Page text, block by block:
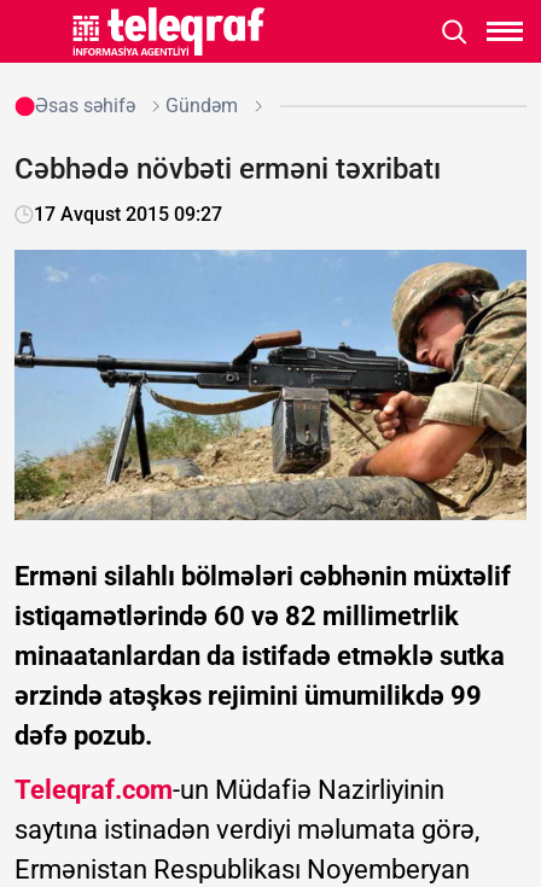
Əsas səhifə Gündəm
Cəbhədə növbəti erməni təxribatı
17 Avqust 2015 09:27
Erməni silahlı bölmələri cəbhənin müxtəlif
istiqamətlərində 60 və 82 millimetrlik
minaatanlardan da istifadə etməklə sutka
ərzində atəşkəs rejimini ümumilikdə 99
dəfə pozub.
Teleqraf.com-un Müdafiə Nazirliyinin
saytına istinadən verdiyi məlumata görə,
Ermənistan Respublikası Noyemberyan